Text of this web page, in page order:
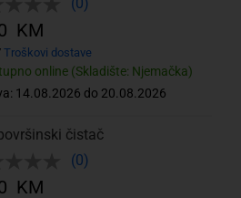
online (Skladište: Njemačka)
14.08.2026 do 20.08.2026
KM
Troškovi dostave
čistač
(0)
KM